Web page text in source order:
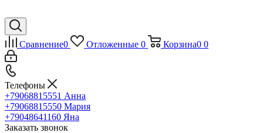
Сравнение0 Отложенные 0 Корзина0 0
Телефоны
+79068815551 Анна
+79068815550 Мария
+79048641160 Яна
Заказать звонок